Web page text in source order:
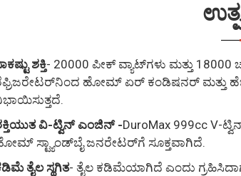
ಶಕ್ತಿ- 20000 ಪೀಕ್ ವ್ಯಾಟ್‌ಗಳು ಮತ್ತು
ಹೋಮ್ ಏರ್ ಕಂಡಿಷನರ್ ಮತ್ತು
ವಿ-ಟ್ವಿನ್ ಎಂಜಿನ್ -DuroMax 999cc
ಸ್ಟ್ಯಾಂಡ್‌ಬೈ ಜನರೇಟರ್‌ಗೆ ಸೂಕ್ತವಾಗಿದೆ.
ತೈಲ ಸ್ಥಗಿತ- ತೈಲ ಕಡಿಮೆಯಾಗಿದೆ ಎಂದು